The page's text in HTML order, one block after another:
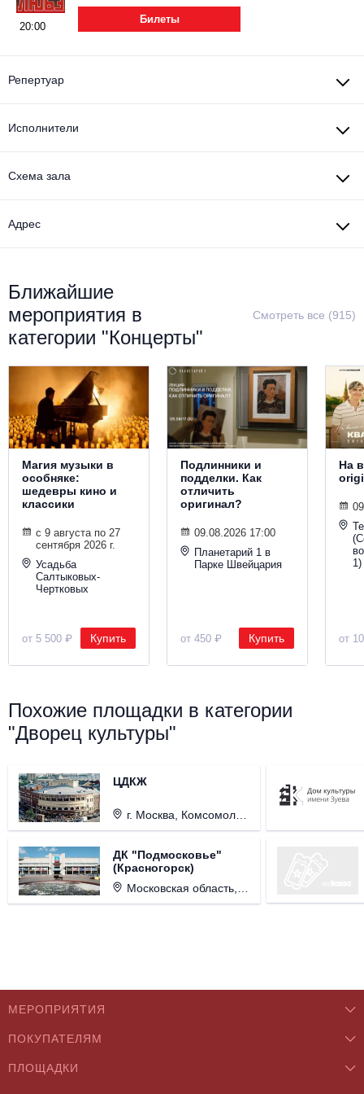
Металл
20:00
Билеты
Репертуар
Исполнители
Схема зала
Адрес
Ближайшие
мероприятия в
категории "Концерты"
Смотреть все (915)
Магия музыки в
особняке:
шедевры кино и
классики
с 9 августа по 27
сентября 2026 г.
Усадьба
Салтыковых-
Чертковых
от 5 500 ₽ Купить
Подлинники и
подделки. Как
отличить
оригинал?
09.08.2026 17:00
Планетарий 1 в
Парке Швейцария
от 450 ₽ Купить
На
1)
от
Похожие площадки в категории
"Дворец культуры"
ЦДКЖ
г. Москва, Комсомольская пл., д. 4.
ДК "Подмосковье"
(Красногорск)
Московская область, г. Красногорск, ул. Ленина, д. 3.
МЕРОПРИЯТИЯ
Концерты
Классика
ПОКУПАТЕЛЯМ
О нас
ПЛОЩАДКИ